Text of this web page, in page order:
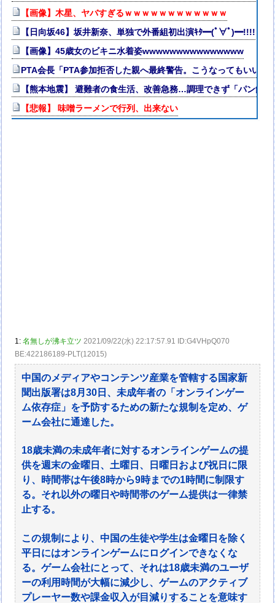
【画像】木星、ヤバすぎるｗｗｗｗｗｗｗｗｗｗｗｗ
【日向坂46】坂井新奈、単独で外番組初出演ｷﾀ━(ﾟ∀ﾟ)━!!!!
【画像】45歳女のビキニ水着姿wwwwwwwwwwwwwww
PTA会長「PTA参加拒否した親へ最終警告。こうなってもいい？
【熊本地震】 避難者の食生活、改善急務…調理できず「パン飽
【悲報】 味噌ラーメンで行列、出来ない
1:名無しが沸キ立ツ 2021/09/22(水) 22:17:57.91 ID:G4VHpQ070
BE:422186189-PLT(12015)
中国のメディアやコンテンツ産業を管轄する国家新
聞出版署は8月30日、未成年者の「オンラインゲー
ム依存症」を予防するための新たな規制を定め、ゲ
ーム会社に通達した。
18歳未満の未成年者に対するオンラインゲームの提
供を週末の金曜日、土曜日、日曜日および祝日に限
り、時間帯は午後8時から9時までの1時間に制限す
る。それ以外の曜日や時間帯のゲーム提供は一律禁
止する。
この規制により、中国の生徒や学生は金曜日を除く
平日にはオンラインゲームにログインできなくな
る。ゲーム会社にとって、それは18歳未満のユーザ
ーの利用時間が大幅に減少し、ゲームのアクティブ
プレーヤー数や課金収入が目減りすることを意味す